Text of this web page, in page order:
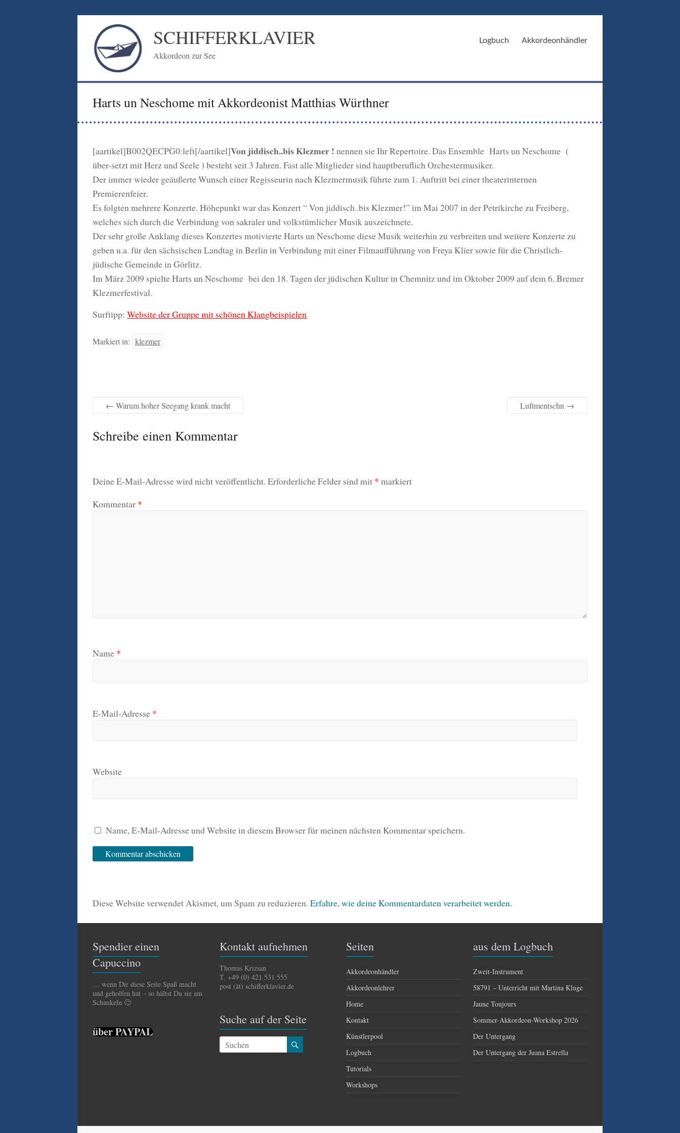
springen
SCHIFFERKLAVIER
Akkordeon zur See
Logbuch Akkordeonhändler
Harts un Neschome mit Akkordeonist Matthias Würthner
[aartikel]B002QECPG0:left[/aartikel]Von jiddisch..bis Klezmer ! nennen sie Ihr Repertoire. Das Ensemble Harts un Neschome (
über-setzt mit Herz und Seele ) besteht seit 3 Jahren. Fast alle Mitglieder sind hauptberuflich Orchestermusiker.
Der immer wieder geäußerte Wunsch einer Regisseurin nach Klezmermusik führte zum 1. Auftritt bei einer theaterinternen
Premierenfeier.
Es folgten mehrere Konzerte. Höhepunkt war das Konzert “ Von jiddisch..bis Klezmer!” im Mai 2007 in der Petrikirche zu Freiberg,
welches sich durch die Verbindung von sakraler und volkstümlicher Musik auszeichnete.
Der sehr große Anklang dieses Konzertes motivierte Harts un Neschome diese Musik weiterhin zu verbreiten und weitere Konzerte zu
geben u.a. für den sächsischen Landtag in Berlin in Verbindung mit einer Filmaufführung von Freya Klier sowie für die Christlich-
jüdische Gemeinde in Görlitz.
Im März 2009 spielte Harts un Neschome bei den 18. Tagen der jüdischen Kultur in Chemnitz und im Oktober 2009 auf dem 6. Bremer
Klezmerfestival.
Surftipp: Website der Gruppe mit schönen Klangbeispielen
Markiert in: klezmer
← Warum hoher Seegang krank macht Luftmentschn →
Schreibe einen Kommentar
Deine E-Mail-Adresse wird nicht veröffentlicht. Erforderliche Felder sind mit * markiert
Kommentar *
Name *
E-Mail-Adresse *
Website
Name, E-Mail-Adresse und Website in diesem Browser für meinen nächsten Kommentar speichern.
Diese Website verwendet Akismet, um Spam zu reduzieren. Erfahre, wie deine Kommentardaten verarbeitet werden.
Spendier einen
Capuccino
… wenn Dir diese Seite Spaß macht
und geholfen hat – so hältst Du sie am
Schaukeln 🙂
über PAYPAL
Kontakt aufnehmen
Thomas Krizsan
T. +49 (0) 421 531 555
post (ät) schifferklavier.de
Suche auf der Seite
Seiten
Akkordeonhändler
Akkordeonlehrer
Home
Kontakt
Künstlerpool
Logbuch
Tutorials
Workshops
aus dem Logbuch
Zweit-Instrument
58791 – Unterricht mit Martina Kluge
Jaune Toujours
Sommer-Akkordeon-Workshop 2026
Der Untergang
Der Untergang der Juana Estrella